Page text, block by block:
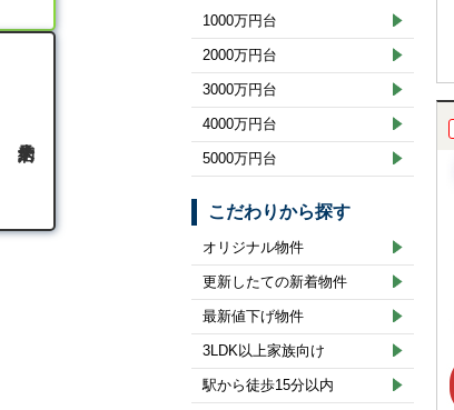
1000万円台
2000万円台
3000万円台
4000万円台
5000万円台
こだわりから探す
オリジナル物件
更新したての新着物件
最新値下げ物件
3LDK以上家族向け
駅から徒歩15分以内